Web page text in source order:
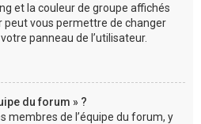
et la couleur de groupe affichés
peut vous permettre de changer
panneau de l’utilisateur.
du forum » ?
membres de l’équipe du forum, y